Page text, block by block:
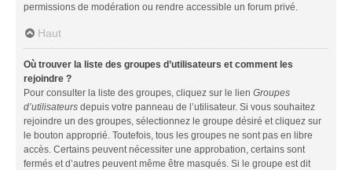
permissions de modération ou rendre accessible un forum privé.
Haut
Où trouver la liste des groupes d’utilisateurs et comment les
rejoindre ?
Pour consulter la liste des groupes, cliquez sur le lien Groupes
d’utilisateurs depuis votre panneau de l’utilisateur. Si vous souhaitez
rejoindre un des groupes, sélectionnez le groupe désiré et cliquez sur
le bouton approprié. Toutefois, tous les groupes ne sont pas en libre
accès. Certains peuvent nécessiter une approbation, certains sont
fermés et d’autres peuvent même être masqués. Si le groupe est dit